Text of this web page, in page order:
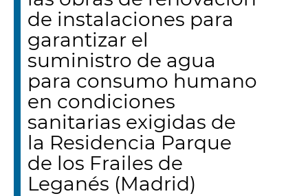
de instalaciones para
garantizar el
suministro de agua
para consumo humano
en condiciones
sanitarias exigidas de
la Residencia Parque
de los Frailes de
Leganés (Madrid)